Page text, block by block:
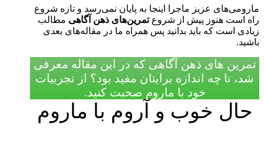
مارومی‌های عزیز ماجرا اینجا به پایان نمی‌رسد و تازه شروع
راه است هنوز پیش از شروعتمرین‌های ذهن آگاهی مطالب
زیادی است که باید بدانید پس همراه ما در مقاله‌های بعدی
باشید.
تمرین های ذهن آگاهی که در این مقاله معرفی
شد، تا چه اندازه برایتان مفید بود؟ از تجربیات
خود با ماروم صحبت کنید.
حال خوب و آروم با ماروم